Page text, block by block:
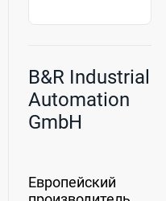
B&R Industrial
Automation
GmbH
Европейский